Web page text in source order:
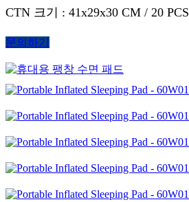
CTN 크기 : 41x29x30 CM / 20 PCS
문의하기